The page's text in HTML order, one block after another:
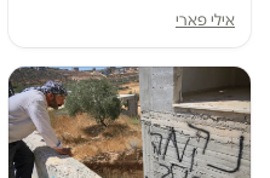
אילי פארי